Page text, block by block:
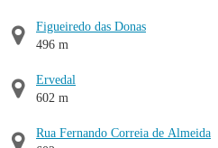
Figueiredo das Donas
496 m
Ervedal
602 m
Rua Fernando Correia de Almeida